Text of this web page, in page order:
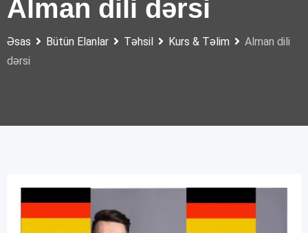
Alman dili dərsi
Əsas Bütün Elanlar Təhsil Kurs & Təlim
Alman dili
dərsi